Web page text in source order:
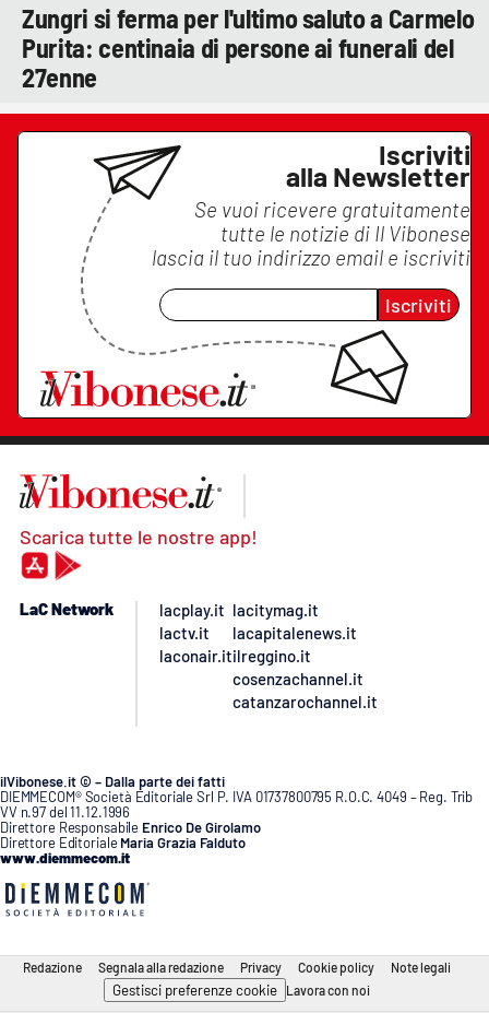
Zungri si ferma per l'ultimo saluto a Carmelo
Purita: centinaia di persone ai funerali del
27enne
Iscriviti
alla Newsletter
Se vuoi ricevere gratuitamente
tutte le notizie di Il Vibonese
lascia il tuo indirizzo email e iscriviti
Iscriviti
Scarica tutte le nostre app!
LaC Network
lacplay.it
lactv.it
laconair.it
lacitymag.it
lacapitalenews.it
ilreggino.it
cosenzachannel.it
catanzarochannel.it
ilVibonese.it © – Dalla parte dei fatti
DIEMMECOM® Società Editoriale Srl P. IVA 01737800795 R.O.C. 4049 – Reg. Trib
VV n.97 del 11.12.1996
Direttore Responsabile Enrico De Girolamo
Direttore Editoriale Maria Grazia Falduto
www.diemmecom.it
Redazione Segnala alla redazione Privacy Cookie policy Note legali
Gestisci preferenze cookie Lavora con noi